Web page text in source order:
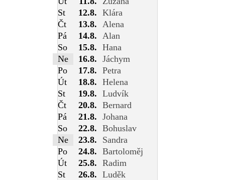
St
12.8. Klára
Čt
13.8.
Alena
Pá
14.8.
Alan
So
15.8. Hana
Ne
16.8. Jáchym
Po
17.8. Petra
Út
18.8. Helena
St
19.8. Ludvík
Čt
20.8. Bernard
Pá
21.8. Johana
So
22.8. Bohuslav
Ne
23.8.
Sandra
Po
24.8. Bartoloměj
Út
25.8. Radim
St
26.8. Luděk